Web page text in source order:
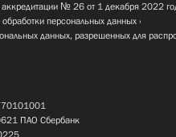
аккредитации № 26 от 1 декабря 2022
персональных данных
данных, разрешенных для
ПАО Сбербанк